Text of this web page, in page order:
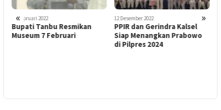
« »
16 Februari 2022
Bupati Tanbu Resmikan
Museum 7 Februari
12 Desember 2022
PPIR dan Gerindra Kalsel
Siap Menangkan Prabowo
di Pilpres 2024